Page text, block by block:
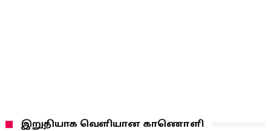
இறுதியாக வெளியான காணொளி